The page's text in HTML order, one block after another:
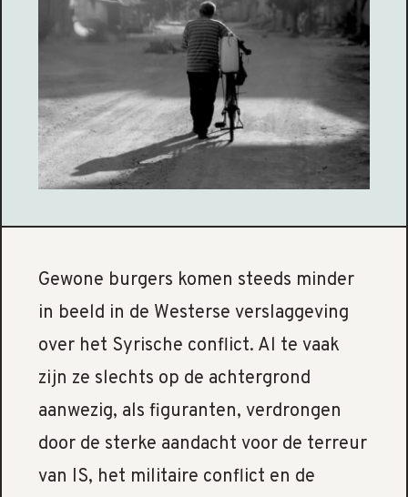
Gewone burgers komen steeds minder
in beeld in de Westerse verslaggeving
over het Syrische conflict. Al te vaak
zijn ze slechts op de achtergrond
aanwezig, als figuranten, verdrongen
door de sterke aandacht voor de terreur
van IS, het militaire conflict en de